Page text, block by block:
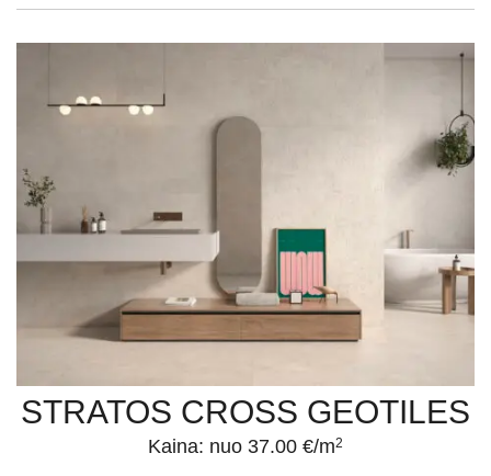
STRATOS CROSS GEOTILES
Kaina: nuo 37.00 €/m2